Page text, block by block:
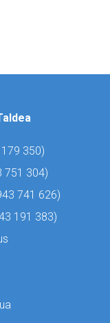
350)
751 304)
741 626)
191 383)